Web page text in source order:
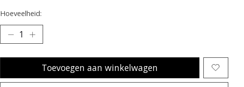
Hoeveelheid:
Toevoegen aan winkelwagen